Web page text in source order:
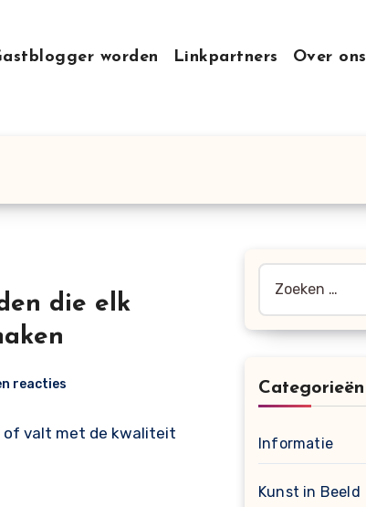
worden Linkpartners Over ons
die elk
reacties
of valt met de kwaliteit
naar:
Categorieën
Informatie
Kunst in Beeld